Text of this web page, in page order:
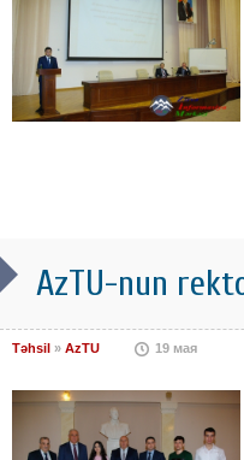
AzTU-nun
Təhsil » AzTU 19 мая